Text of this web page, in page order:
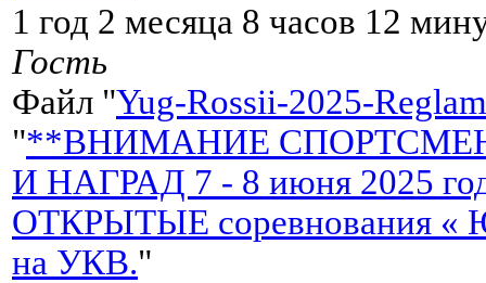
1 год 2 месяца 8 часов 12
Гость
Файл "Yug-Rossii-2025-
"**ВНИМАНИЕ
И НАГРАД 7 - 8 июня 2025
ОТКРЫТЫЕ соревнования «
на УКВ."